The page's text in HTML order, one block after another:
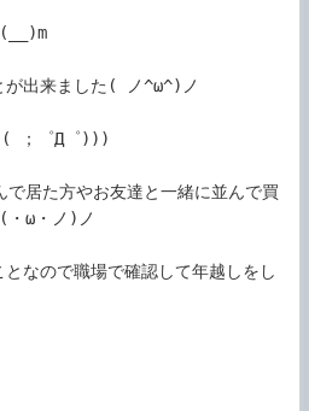
が出来ました( ノ^ω^)ノ
；゜Д゜)))
で居た方やお友達と一緒に並んで買
・ω・ノ)ノ
なので職場で確認して年越しをし